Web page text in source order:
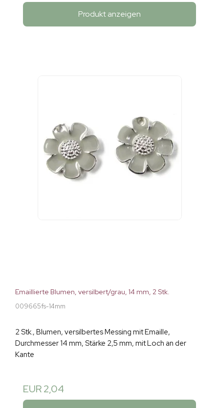
Produkt anzeigen
Emaillierte Blumen, versilbert/grau, 14 mm, 2 Stk.
009665fs-14mm
2 Stk., Blumen, versilbertes Messing mit Emaille,
Durchmesser 14 mm, Stärke 2,5 mm, mit Loch an der
Kante
EUR 2,04